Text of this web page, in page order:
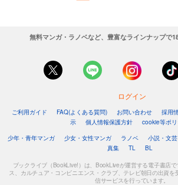
無料マンガ・ラノベなど、豊富なラインナップで
ログイン
ご利用ガイド FAQ(よくある質問) お問い合わせ 採用
示
個人情報保護方針
cookie等ポ
少年・青年マンガ
少女・女性マンガ ラノベ 小説・文芸
真集
TL BL
ブックライブ（BookLive!）は、BookLiveが運営する電子書店
ス、カルチュア・コンビニエンス・クラブ、テレビ朝日の出資
信サービスを行っています。